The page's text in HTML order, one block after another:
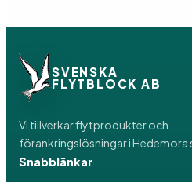
SVENSKA
FLYTBLOCK AB
Vi tillverkar flytprodukter och
förankringslösningar i Hedemora
Snabblänkar